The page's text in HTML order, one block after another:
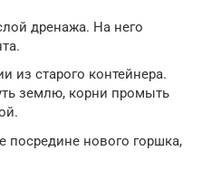
дренажа. На него
из старого контейнера.
землю, корни промыть
посредине нового горшка,